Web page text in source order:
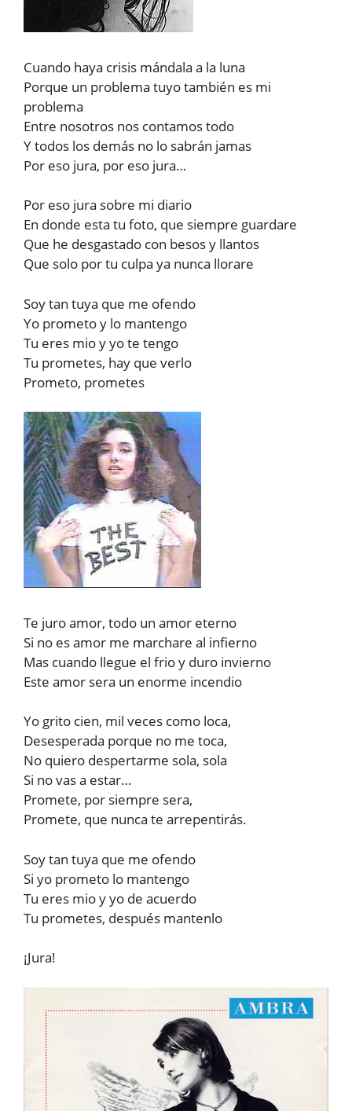
Cuando haya crisis mándala a la luna
Porque un problema tuyo también es mi
problema
Entre nosotros nos contamos todo
Y todos los demás no lo sabrán jamas
Por eso jura, por eso jura…
Por eso jura sobre mi diario
En donde esta tu foto, que siempre guardare
Que he desgastado con besos y llantos
Que solo por tu culpa ya nunca llorare
Soy tan tuya que me ofendo
Yo prometo y lo mantengo
Tu eres mio y yo te tengo
Tu prometes, hay que verlo
Prometo, prometes
Te juro amor, todo un amor eterno
Si no es amor me marchare al infierno
Mas cuando llegue el frio y duro invierno
Este amor sera un enorme incendio
Yo grito cien, mil veces como loca,
Desesperada porque no me toca,
No quiero despertarme sola, sola
Si no vas a estar…
Promete, por siempre sera,
Promete, que nunca te arrepentirás.
Soy tan tuya que me ofendo
Si yo prometo lo mantengo
Tu eres mio y yo de acuerdo
Tu prometes, después mantenlo
¡Jura!